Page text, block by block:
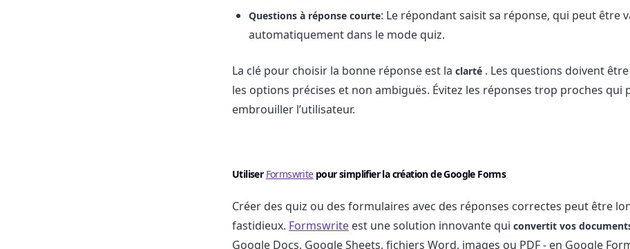
Questions à réponse courte: Le répondant saisit sa réponse, qui peut être
automatiquement dans le mode quiz.
La clé pour choisir la bonne réponse est la clarté . Les questions doivent
les options précises et non ambiguës. Évitez les réponses trop proches qui
embrouiller l’utilisateur.
Utiliser Formswritepour simplifier la création de Google Forms
Créer des quiz ou des formulaires avec des réponses correctes peut être
fastidieux. Formswrite est une solution innovante qui convertit vos
Google Docs, Google Sheets, fichiers Word, images ou PDF - en Google